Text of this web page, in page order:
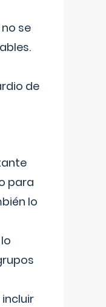
se
de
para
lo